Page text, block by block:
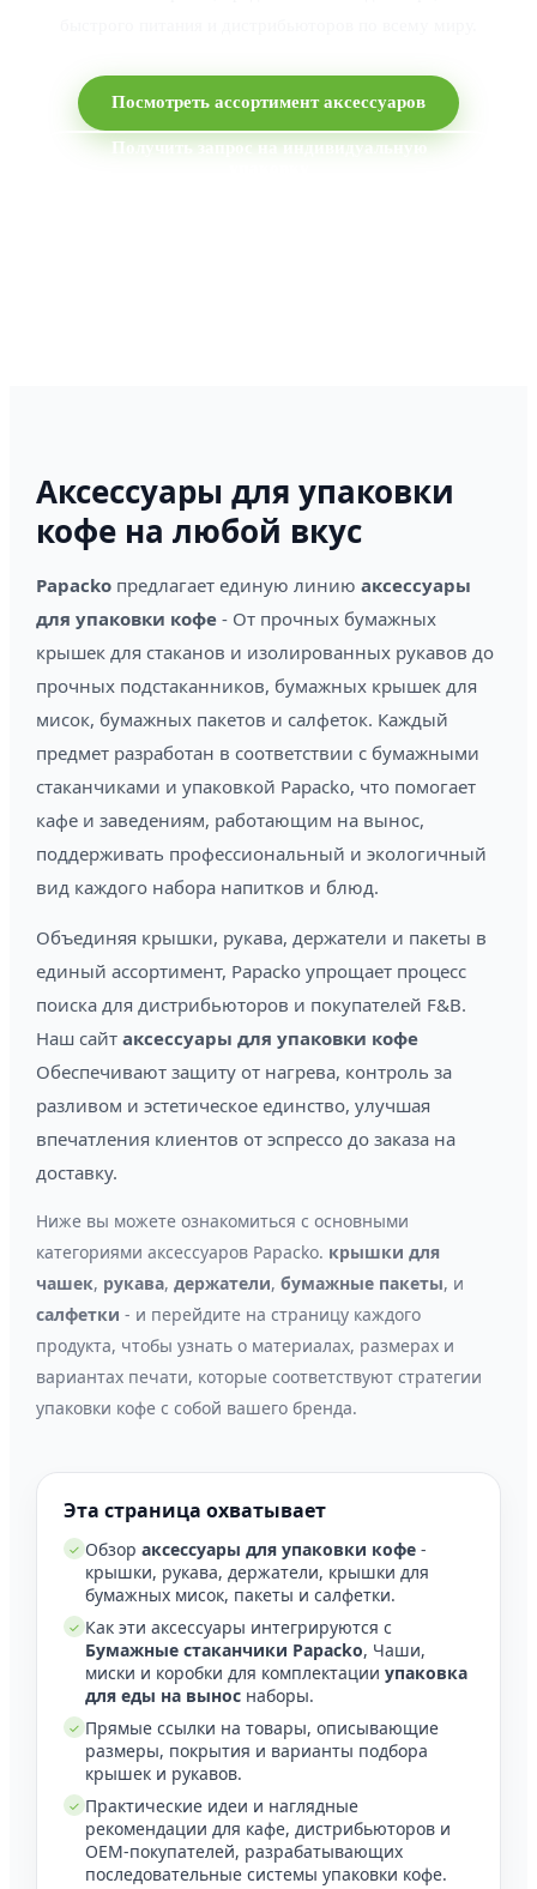
Посмотреть ассортимент аксессуаров
Получить запрос на индивидуальную
Аксессуары для упаковки
кофе на любой вкус
Papacko предлагает единую линиюаксессуары
для упаковки кофе - От прочных бумажных
крышек для стаканов и изолированных рукавов до
прочных подстаканников, бумажных крышек для
мисок, бумажных пакетов и салфеток. Каждый
предмет разработан в соответствии с бумажными
стаканчиками и упаковкой Papacko, что помогает
кафе и заведениям, работающим на вынос,
поддерживать профессиональный и экологичный
вид каждого набора напитков и блюд.
Объединяя крышки, рукава, держатели и пакеты в
единый ассортимент, Papacko упрощает процесс
поиска для дистрибьюторов и покупателей F&B.
Наш сайтаксессуары для упаковки кофе
Обеспечивают защиту от нагрева, контроль за
разливом и эстетическое единство, улучшая
впечатления клиентов от эспрессо до заказа на
доставку.
Ниже вы можете ознакомиться с основными
категориями аксессуаров Papacko. крышки для
чашек, рукава,держатели,бумажные пакеты, и
салфетки - и перейдите на страницу каждого
продукта, чтобы узнать о материалах, размерах и
вариантах печати, которые соответствуют стратегии
упаковки кофе с собой вашего бренда.
Эта страница охватывает
✓ Обзораксессуары для упаковки кофе -
крышки, рукава, держатели, крышки для
бумажных мисок, пакеты и салфетки.
✓ Как эти аксессуары интегрируются с
Бумажные стаканчики Papacko, Чаши,
миски и коробки для комплектацииупаковка
для еды на вынос наборы.
✓ Прямые ссылки на товары, описывающие
размеры, покрытия и варианты подбора
крышек и рукавов.
✓ Практические идеи и наглядные
рекомендации для кафе, дистрибьюторов и
OEM-покупателей, разрабатывающих
последовательные системы упаковки кофе.